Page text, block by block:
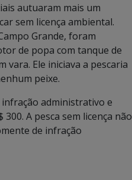
autuaram mais um
sem licença ambiental.
Grande, foram
de popa com tanque de
vara. Ele iniciava a pescaria
peixe.
administrativo e
A pesca sem licença não
de infração